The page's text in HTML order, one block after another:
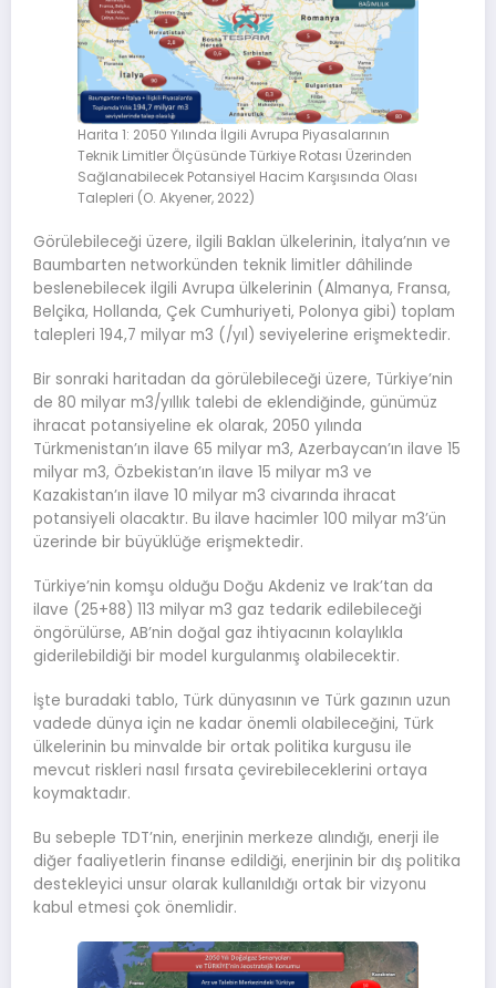
Harita 1: 2050 Yılında İlgili Avrupa Piyasalarının
Teknik Limitler Ölçüsünde Türkiye Rotası Üzerinden
Sağlanabilecek Potansiyel Hacim Karşısında Olası
Talepleri (O. Akyener, 2022)
Görülebileceği üzere, ilgili Baklan ülkelerinin, İtalya’nın ve
Baumbarten networkünden teknik limitler dâhilinde
beslenebilecek ilgili Avrupa ülkelerinin (Almanya, Fransa,
Belçika, Hollanda, Çek Cumhuriyeti, Polonya gibi) toplam
talepleri 194,7 milyar m3 (/yıl) seviyelerine erişmektedir.
Bir sonraki haritadan da görülebileceği üzere, Türkiye’nin
de 80 milyar m3/yıllık talebi de eklendiğinde, günümüz
ihracat potansiyeline ek olarak, 2050 yılında
Türkmenistan’ın ilave 65 milyar m3, Azerbaycan’ın ilave 15
milyar m3, Özbekistan’ın ilave 15 milyar m3 ve
Kazakistan’ın ilave 10 milyar m3 civarında ihracat
potansiyeli olacaktır. Bu ilave hacimler 100 milyar m3’ün
üzerinde bir büyüklüğe erişmektedir.
Türkiye’nin komşu olduğu Doğu Akdeniz ve Irak’tan da
ilave (25+88) 113 milyar m3 gaz tedarik edilebileceği
öngörülürse, AB’nin doğal gaz ihtiyacının kolaylıkla
giderilebildiği bir model kurgulanmış olabilecektir.
İşte buradaki tablo, Türk dünyasının ve Türk gazının uzun
vadede dünya için ne kadar önemli olabileceğini, Türk
ülkelerinin bu minvalde bir ortak politika kurgusu ile
mevcut riskleri nasıl fırsata çevirebileceklerini ortaya
koymaktadır.
Bu sebeple TDT’nin, enerjinin merkeze alındığı, enerji ile
diğer faaliyetlerin finanse edildiği, enerjinin bir dış politika
destekleyici unsur olarak kullanıldığı ortak bir vizyonu
kabul etmesi çok önemlidir.